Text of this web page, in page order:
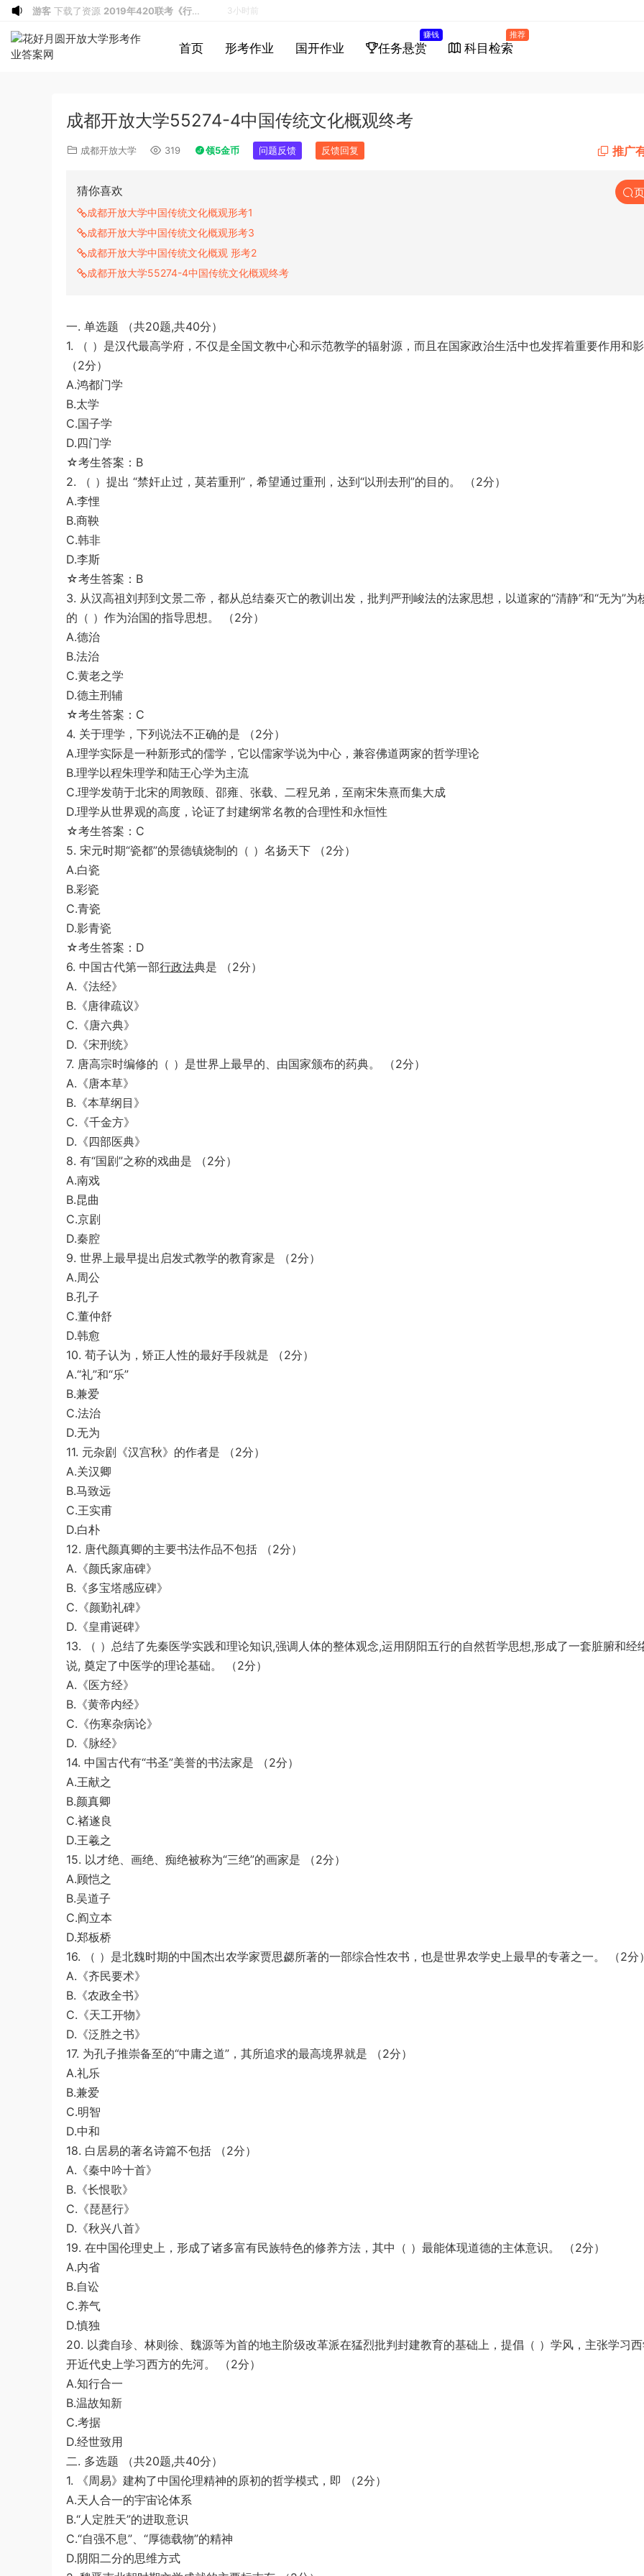
首页 形考作业 国开作业 任务悬赏
赚钱
科目检索
推荐
成都开放大学55274-4中国传统文化概观终考
成都开放大学 319 领5金币 问题反馈 反馈回复 推广
猜你喜欢
成都开放大学中国传统文化概观形考1
成都开放大学中国传统文化概观形考3
成都开放大学中国传统文化概观 形考2
成都开放大学55274-4中国传统文化概观终考
一. 单选题 （共20题,共40分）
1. （ ）是汉代最高学府，不仅是全国文教中心和示范教学的辐射源，而且在国家政治生活中也发挥着重要作用和
（2分）
A.鸿都门学
B.太学
C.国子学
D.四门学
☆考生答案：B
2. （ ）提出 “禁奸止过，莫若重刑”，希望通过重刑，达到“以刑去刑”的目的。 （2分）
A.李悝
B.商鞅
C.韩非
D.李斯
☆考生答案：B
3. 从汉高祖刘邦到文景二帝，都从总结秦灭亡的教训出发，批判严刑峻法的法家思想，以道家的“清静”和“无为”为
的（ ）作为治国的指导思想。 （2分）
A.德治
B.法治
C.黄老之学
D.德主刑辅
☆考生答案：C
4. 关于理学，下列说法不正确的是 （2分）
A.理学实际是一种新形式的儒学，它以儒家学说为中心，兼容佛道两家的哲学理论
B.理学以程朱理学和陆王心学为主流
C.理学发萌于北宋的周敦颐、邵雍、张载、二程兄弟，至南宋朱熹而集大成
D.理学从世界观的高度，论证了封建纲常名教的合理性和永恒性
☆考生答案：C
5. 宋元时期“瓷都”的景德镇烧制的（ ）名扬天下 （2分）
A.白瓷
B.彩瓷
C.青瓷
D.影青瓷
☆考生答案：D
6. 中国古代第一部行政法典是 （2分）
A.《法经》
B.《唐律疏议》
C.《唐六典》
D.《宋刑统》
7. 唐高宗时编修的（ ）是世界上最早的、由国家颁布的药典。 （2分）
A.《唐本草》
B.《本草纲目》
C.《千金方》
D.《四部医典》
8. 有“国剧”之称的戏曲是 （2分）
A.南戏
B.昆曲
C.京剧
D.秦腔
9. 世界上最早提出启发式教学的教育家是 （2分）
A.周公
B.孔子
C.董仲舒
D.韩愈
10. 荀子认为，矫正人性的最好手段就是 （2分）
A.“礼”和“乐”
B.兼爱
C.法治
D.无为
11. 元杂剧《汉宫秋》的作者是 （2分）
A.关汉卿
B.马致远
C.王实甫
D.白朴
12. 唐代颜真卿的主要书法作品不包括 （2分）
A.《颜氏家庙碑》
B.《多宝塔感应碑》
C.《颜勤礼碑》
D.《皇甫诞碑》
13. （ ）总结了先秦医学实践和理论知识,强调人体的整体观念,运用阴阳五行的自然哲学思想,形成了一套脏腑和经
说, 奠定了中医学的理论基础。 （2分）
A.《医方经》
B.《黄帝内经》
C.《伤寒杂病论》
D.《脉经》
14. 中国古代有“书圣”美誉的书法家是 （2分）
A.王献之
B.颜真卿
C.褚遂良
D.王羲之
15. 以才绝、画绝、痴绝被称为“三绝”的画家是 （2分）
A.顾恺之
B.吴道子
C.阎立本
D.郑板桥
16. （ ）是北魏时期的中国杰出农学家贾思勰所著的一部综合性农书，也是世界农学史上最早的专著之一。 （2分
A.《齐民要术》
B.《农政全书》
C.《天工开物》
D.《泛胜之书》
17. 为孔子推崇备至的“中庸之道”，其所追求的最高境界就是 （2分）
A.礼乐
B.兼爱
C.明智
D.中和
18. 白居易的著名诗篇不包括 （2分）
A.《秦中吟十首》
B.《长恨歌》
C.《琵琶行》
D.《秋兴八首》
19. 在中国伦理史上，形成了诸多富有民族特色的修养方法，其中（ ）最能体现道德的主体意识。 （2分）
A.内省
B.自讼
C.养气
D.慎独
20. 以龚自珍、林则徐、魏源等为首的地主阶级改革派在猛烈批判封建教育的基础上，提倡（ ）学风，主张学习
开近代史上学习西方的先河。 （2分）
A.知行合一
B.温故知新
C.考据
D.经世致用
二. 多选题 （共20题,共40分）
1. 《周易》建构了中国伦理精神的原初的哲学模式，即 （2分）
A.天人合一的宇宙论体系
B.“人定胜天”的进取意识
C.“自强不息”、“厚德载物”的精神
D.阴阳二分的思维方式
a*******投稿收入增加60块钱 4小时前
a*******购买了资源代寫國立空中大學
作業
u******* 5小时前
《行测》真题(下半年）答案及解析
u*******下载了资源順著大腦來生活：
6小时前
創意、健康與生產力的最高生活法
6小时前
從起床到就寢，用大腦喜歡的模式，活出
6小时前
投稿收入增加10块钱
加入了本站 6小时前
登录了本站 1小时前
下载了资源2015年黑龙江省公务员
2小时前
下载了资源2019年420联考《行
测》真题（河南县级以上）答案及解析